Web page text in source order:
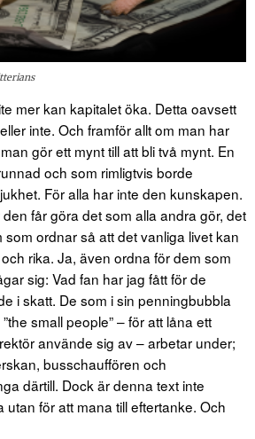
mer kan kapitalet öka. Detta oavsett
inte. Och framför allt om man har
gör ett mynt till att bli två mynt. En
och som rimligtvis borde
För alla har inte den kunskapen.
får göra det som alla andra gör, det
ordnar så att det vanliga livet kan
rika. Ja, även ordna för dem som
sig: Vad fan har jag fått för de
i skatt. De som i sin penningbubbla
small people” – för att låna ett
använde sig av – arbetar under;
busschauffören och
därtill. Dock är denna text inte
utan för att mana till eftertanke. Och